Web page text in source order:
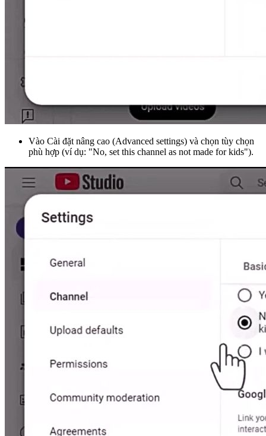
Vào Cài đặt nâng cao (Advanced settings) và chọn tùy chọn
phù hợp (ví dụ: "No, set this channel as not made for kids").